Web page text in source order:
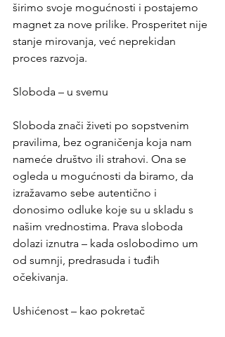
širimo svoje mogućnosti i postajemo
magnet za nove prilike. Prosperitet nije
stanje mirovanja, već neprekidan
proces razvoja.
Sloboda – u svemu
Sloboda znači živeti po sopstvenim
pravilima, bez ograničenja koja nam
nameće društvo ili strahovi. Ona se
ogleda u mogućnosti da biramo, da
izražavamo sebe autentično i
donosimo odluke koje su u skladu s
našim vrednostima. Prava sloboda
dolazi iznutra – kada oslobodimo um
od sumnji, predrasuda i tuđih
očekivanja.
Ushićenost – kao pokretač